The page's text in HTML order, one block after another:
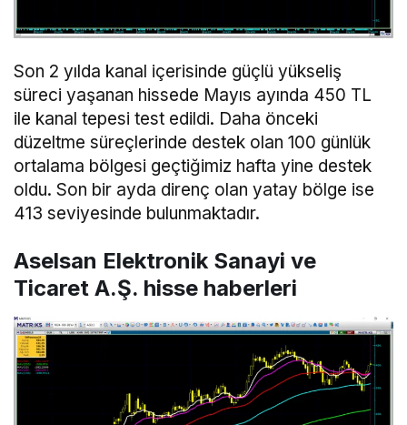
Son 2 yılda kanal içerisinde güçlü yükseliş
süreci yaşanan hissede Mayıs ayında 450 TL
ile kanal tepesi test edildi. Daha önceki
düzeltme süreçlerinde destek olan 100 günlük
ortalama bölgesi geçtiğimiz hafta yine destek
oldu. Son bir ayda direnç olan yatay bölge ise
413 seviyesinde bulunmaktadır.
Aselsan Elektronik Sanayi ve
Ticaret A.Ş. hisse haberleri